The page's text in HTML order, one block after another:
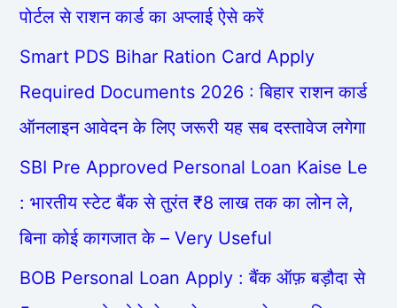
पोर्टल से राशन कार्ड का अप्लाई ऐसे करें
Smart PDS Bihar Ration Card Apply
Required Documents 2026 : बिहार राशन कार्ड
ऑनलाइन आवेदन के लिए जरूरी यह सब दस्तावेज लगेगा
SBI Pre Approved Personal Loan Kaise Le
: भारतीय स्टेट बैंक से तुरंत ₹8 लाख तक का लोन ले,
बिना कोई कागजात के – Very Useful
BOB Personal Loan Apply : बैंक ऑफ़ बड़ौदा से